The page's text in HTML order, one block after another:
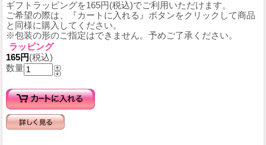
ギフトラッピングを165円(税込)でご利用いただけます。
ご希望の際は、『カートに入れる』ボタンをクリックして商品
と同様に購入してください。
※包装の形のご指定はできません。予めご了承ください。
ラッピング
165円(税込)
数量